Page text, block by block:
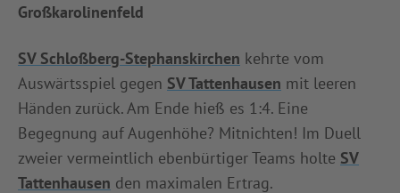
DER VERBAND
INFOTHEK
Großkarolinenfeld
SV Schloßberg-Stephanskirchen kehrte vom
Auswärtsspiel gegen SV Tattenhausen mit leeren
Händen zurück. Am Ende hieß es 1:4. Eine
Begegnung auf Augenhöhe? Mitnichten! Im Duell
zweier vermeintlich ebenbürtiger Teams holte SV
Tattenhausen den maximalen Ertrag.